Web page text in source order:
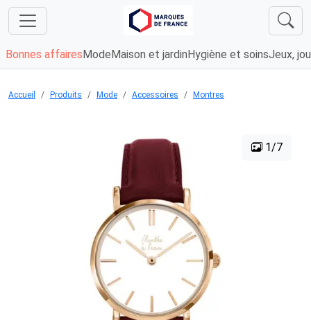
Bonnes affaires Mode Maison et jardin Hygiène et soinsJeux,
Accueil Produits Mode Accessoires Montres
1/7